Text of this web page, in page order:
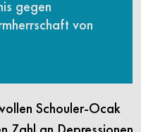
gegen
von
Schouler-Ocak